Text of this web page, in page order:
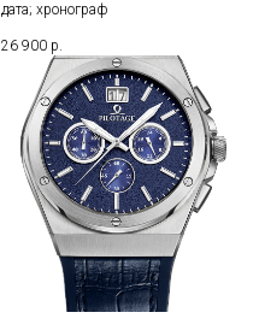
дата; хронограф
26 900 р.